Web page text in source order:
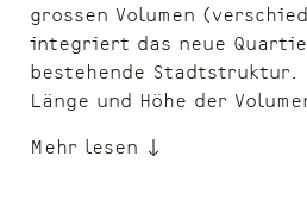
grossen Volumen
integriert das neue
bestehende Stadtstruktur.
Länge und Höhe der
Mehr lesen